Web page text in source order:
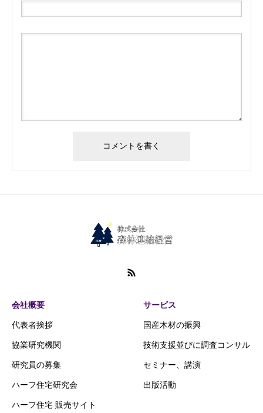
会社概要
代表者挨拶
協業研究機関
研究員の募集
ハーフ住宅研究会
ハーフ住宅 販売サイト
サービス
国産木材の振興
技術支援並びに調査コンサル
セミナー、講演
出版活動